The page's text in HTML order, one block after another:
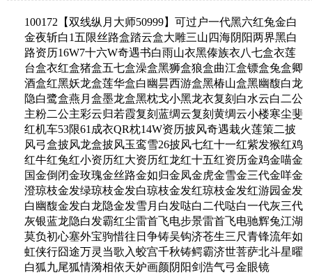
100172【双线纵月大师50999】可过户一代黑六红兔金白
金夜斩白1五限丝路盒踏云盒大雕三山四海阴阳两界黑白
路资历16W7十六W奇遇书白雨山衣黑傣族衣八七盒衣莲
台盒衣红盒猪盒五七盒澡盒黑狮盒狼盒曲江盒镖盒兔盒卿
酒盒红黑妖龙盒莲华盒白幽昙西游盒黑椿山盒黑幽馥白龙
隐白鹭盒燕月盒墨龙盒黑枕戈小黑龙衣复刻白水云白二公
主粉二公主彩云归若霞复刻蓝绸云复刻黄绸云小楼寒尘斐
红机车53限61成衣QR枕14W资历披风奇遇栽火莲策二披
风弓盒披风龙盒披风玉鸾雪26披风七红十一红紫发猴红鸡
红牛红兔红小资历红大资历红龙红十五红资历金鸡金喵金
国金倒闭金玫瑰金丝路金如归金凤金虎金雪金三代金咩金
澄琼枝金发绿琼枝金发白琼枝金发红琼枝金发红游园金发
白幽馥金发白龙隐金发雪月白发哒白二代哒白一代灰三代
灰银蓝龙隐白发霸红尘雷首飞电步景雷首飞电驰辉兔江湖
莫负初心塞外宝驹惜往日争铸吴钩济苍生三尺青锋流年如
虹侠行囧途万灵当歌入蛟宫千秋铸鳄霸济世菩萨北斗星曜
白狐九尾狐情漪相依天妒画颜阴阳剑浩气弓金眼镜